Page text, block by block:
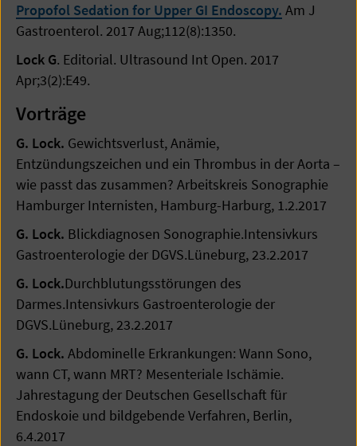
Propofol Sedation for Upper GI Endoscopy. Am J
Gastroenterol. 2017 Aug;112(8):1350.
Lock G. Editorial. Ultrasound Int Open. 2017
Apr;3(2):E49.
Vorträge
G. Lock. Gewichtsverlust, Anämie,
Entzündungszeichen und ein Thrombus in der Aorta –
wie passt das zusammen? Arbeitskreis Sonographie
Hamburger Internisten, Hamburg-Harburg, 1.2.2017
G. Lock. Blickdiagnosen Sonographie.Intensivkurs
Gastroenterologie der DGVS.Lüneburg, 23.2.2017
G. Lock.Durchblutungsstörungen des
Darmes.Intensivkurs Gastroenterologie der
DGVS.Lüneburg, 23.2.2017
G. Lock. Abdominelle Erkrankungen: Wann Sono,
wann CT, wann MRT? Mesenteriale Ischämie.
Jahrestagung der Deutschen Gesellschaft für
Endoskoie und bildgebende Verfahren, Berlin,
6.4.2017